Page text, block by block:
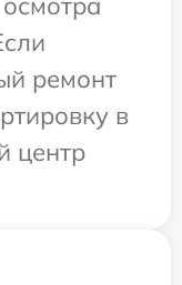
ремонт
в
центр